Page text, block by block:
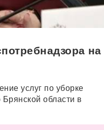
на
услуг по уборке
области в